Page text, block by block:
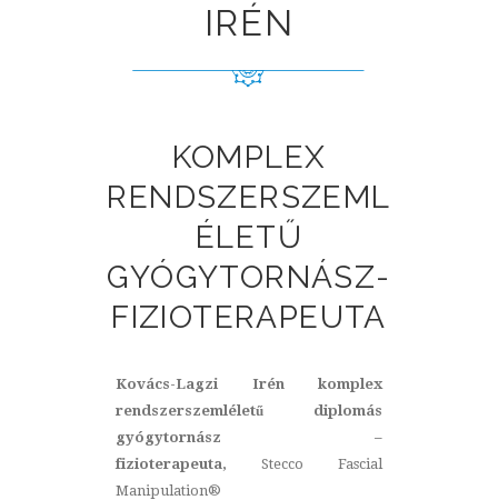
IRÉN
KOMPLEX
RENDSZERSZEML
ÉLETŰ
GYÓGYTORNÁSZ-
FIZIOTERAPEUTA
Kovács-Lagzi Irén komplex
rendszerszemléletű diplomás
gyógytornász –
fizioterapeuta, Stecco Fascial
Manipulation®